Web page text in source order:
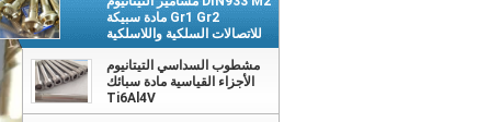
Gr1 Gr2 مادة سبيكة
للاتصالات السلكية واللاسلكية
مشطوب السداسي التيتانيوم
الأجزاء القياسية مادة سبائك
Ti6Al4V